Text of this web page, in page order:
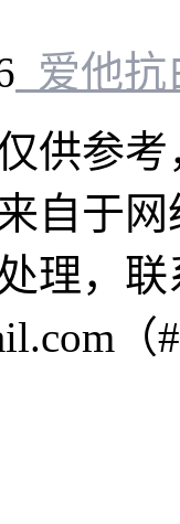
爱他抗
供参
自于
理，
（